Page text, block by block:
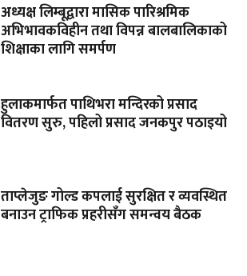
अध्यक्ष लिम्बूद्वारा मासिक पारिश्रमिक
अभिभावकविहीन तथा विपन्न बालबालिकाको
शिक्षाका लागि समर्पण
हुलाकमार्फत पाथिभरा मन्दिरको प्रसाद
वितरण सुरु, पहिलो प्रसाद जनकपुर पठाइयो
ताप्लेजुङ गोल्ड कपलाई सुरक्षित र व्यवस्थित
बनाउन ट्राफिक प्रहरीसँग समन्वय बैठक